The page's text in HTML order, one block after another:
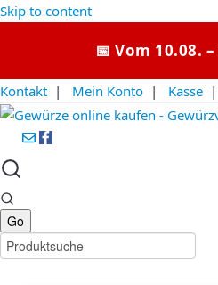
Skip to content
📅 Vom 10.08.
Kontakt | Mein Konto | Kasse |